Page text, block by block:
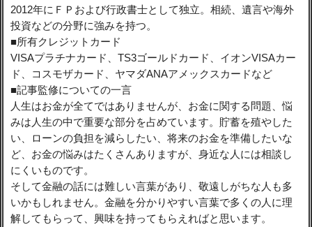
2012年にＦＰおよび行政書士として独立。相続、遺言や海外
投資などの分野に強みを持つ。
■所有クレジットカード
VISAプラチナカード、TS3ゴールドカード、イオンVISAカー
ド、コスモザカード、ヤマダANAアメックスカードなど
■記事監修についての一言
人生はお金が全てではありませんが、お金に関する問題、悩
みは人生の中で重要な部分を占めています。貯蓄を殖やした
い、ローンの負担を減らしたい、将来のお金を準備したいな
ど、お金の悩みはたくさんありますが、身近な人には相談し
にくいものです。
そして金融の話には難しい言葉があり、敬遠しがちな人も多
いかもしれません。金融を分かりやすい言葉で多くの人に理
解してもらって、興味を持ってもらえればと思います。